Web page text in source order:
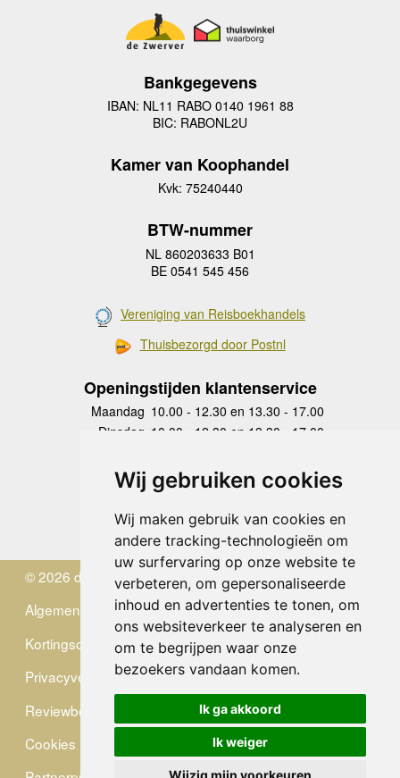
Wij gebruiken cookies
Wij maken gebruik van cookies en
andere tracking-technologieën om
uw surfervaring op onze website te
verbeteren, om gepersonaliseerde
inhoud en advertenties te tonen, om
ons websiteverkeer te analyseren en
om te begrijpen waar onze
bezoekers vandaan komen.
Ik ga akkoord
Ik weiger
Wijzig mijn voorkeuren
Bankgegevens
IBAN: NL11 RABO 0140 1961 88
BIC: RABONL2U
Kamer van Koophandel
Kvk: 75240440
BTW-nummer
NL 860203633 B01
BE 0541 545 456
Vereniging van Reisboekhandels
Thuisbezorgd door Postnl
Openingstijden klantenservice
Maandag 10.00 - 12.30 en 13.30 - 17.00
Dinsdag 10.00 - 12.30 en 13.30 - 17.00
Donderdag
10.00 - 12.30 en 13.30 - 17.00
Vrijdag 10.00 - 12.30 en 13.30 - 17.00
Zaterdag
gesloten
Zondag gesloten
© 2026 de Zwerver
Algemene Voorwaarden
Kortingscode
Privacyverklaring
Reviewbeleid
Cookies